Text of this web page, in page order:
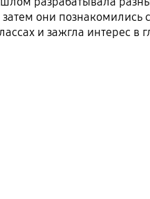
они познакомились
и зажгла интерес в